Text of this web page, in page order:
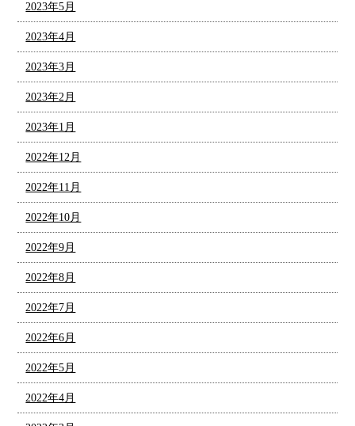
2023年5月
2023年4月
2023年3月
2023年2月
2023年1月
2022年12月
2022年11月
2022年10月
2022年9月
2022年8月
2022年7月
2022年6月
2022年5月
2022年4月